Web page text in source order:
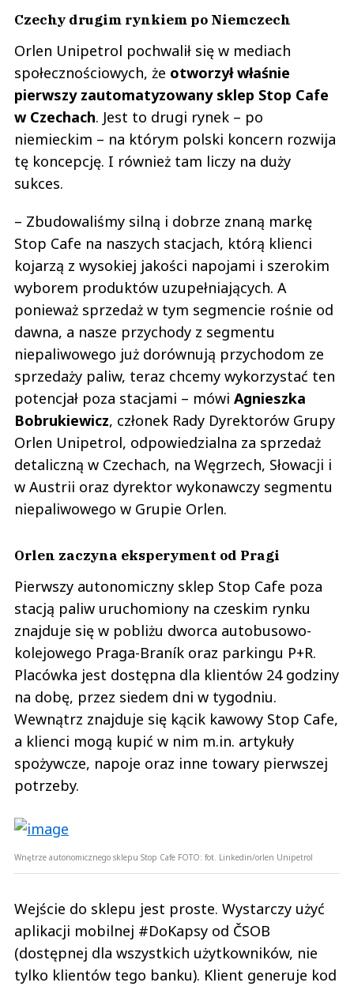
Czechy drugim rynkiem po Niemczech
Orlen Unipetrol pochwalił się w mediach
społecznościowych, że otworzył właśnie
pierwszy zautomatyzowany sklep Stop Cafe
w Czechach. Jest to drugi rynek – po
niemieckim – na którym polski koncern rozwija
tę koncepcję. I również tam liczy na duży
sukces.
– Zbudowaliśmy silną i dobrze znaną markę
Stop Cafe na naszych stacjach, którą klienci
kojarzą z wysokiej jakości napojami i szerokim
wyborem produktów uzupełniających. A
ponieważ sprzedaż w tym segmencie rośnie od
dawna, a nasze przychody z segmentu
niepaliwowego już dorównują przychodom ze
sprzedaży paliw, teraz chcemy wykorzystać ten
potencjał poza stacjami – mówi Agnieszka
Bobrukiewicz, członek Rady Dyrektorów Grupy
Orlen Unipetrol, odpowiedzialna za sprzedaż
detaliczną w Czechach, na Węgrzech, Słowacji i
w Austrii oraz dyrektor wykonawczy segmentu
niepaliwowego w Grupie Orlen.
Orlen zaczyna eksperyment od Pragi
Pierwszy autonomiczny sklep Stop Cafe poza
stacją paliw uruchomiony na czeskim rynku
znajduje się w pobliżu dworca autobusowo-
kolejowego Praga-Braník oraz parkingu P+R.
Placówka jest dostępna dla klientów 24 godziny
na dobę, przez siedem dni w tygodniu.
Wewnątrz znajduje się kącik kawowy Stop Cafe,
a klienci mogą kupić w nim m.in. artykuły
spożywcze, napoje oraz inne towary pierwszej
potrzeby.
Wnętrze autonomicznego sklepu Stop Cafe FOTO: fot. Linkedin/orlen Unipetrol
Wejście do sklepu jest proste. Wystarczy użyć
aplikacji mobilnej #DoKapsy od ČSOB
(dostępnej dla wszystkich użytkowników, nie
tylko klientów tego banku). Klient generuje kod